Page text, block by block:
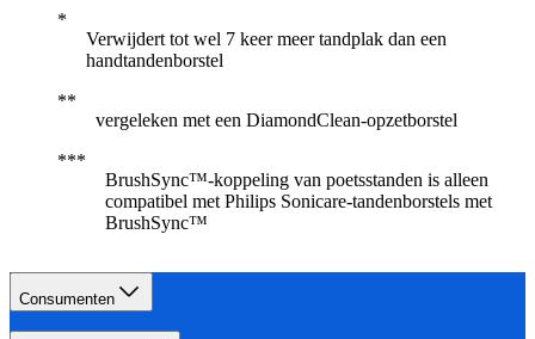
Verwijdert tot wel 7 keer meer tandplak dan een
handtandenborstel
vergeleken met een DiamondClean-opzetborstel
BrushSync™-koppeling van poetsstanden is alleen
compatibel met Philips Sonicare-tandenborstels met
BrushSync™
Consumenten